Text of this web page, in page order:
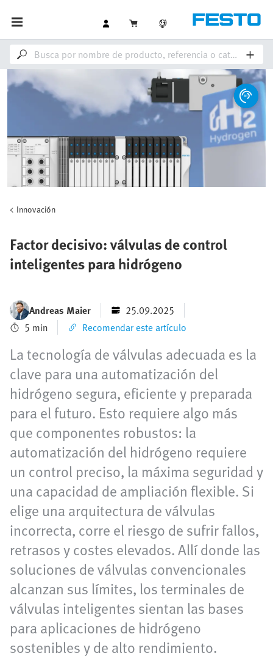
Innovación
Factor decisivo: válvulas de control
inteligentes para hidrógeno
Andreas Maier
25.09.2025
5 min
Recomendar este artículo
La tecnología de válvulas adecuada es la
clave para una automatización del
hidrógeno segura, eficiente y preparada
para el futuro. Esto requiere algo más
que componentes robustos: la
automatización del hidrógeno requiere
un control preciso, la máxima seguridad y
una capacidad de ampliación flexible. Si
elige una arquitectura de válvulas
incorrecta, corre el riesgo de sufrir fallos,
retrasos y costes elevados. Allí donde las
soluciones de válvulas convencionales
alcanzan sus límites, los terminales de
válvulas inteligentes sientan las bases
para aplicaciones de hidrógeno
sostenibles y de alto rendimiento.